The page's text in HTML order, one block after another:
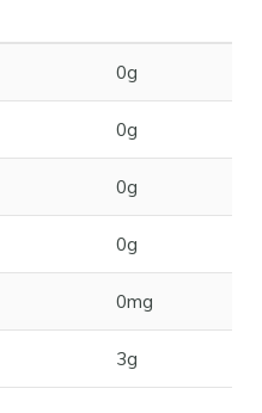
0g
0g
0g
0g
0mg
3g